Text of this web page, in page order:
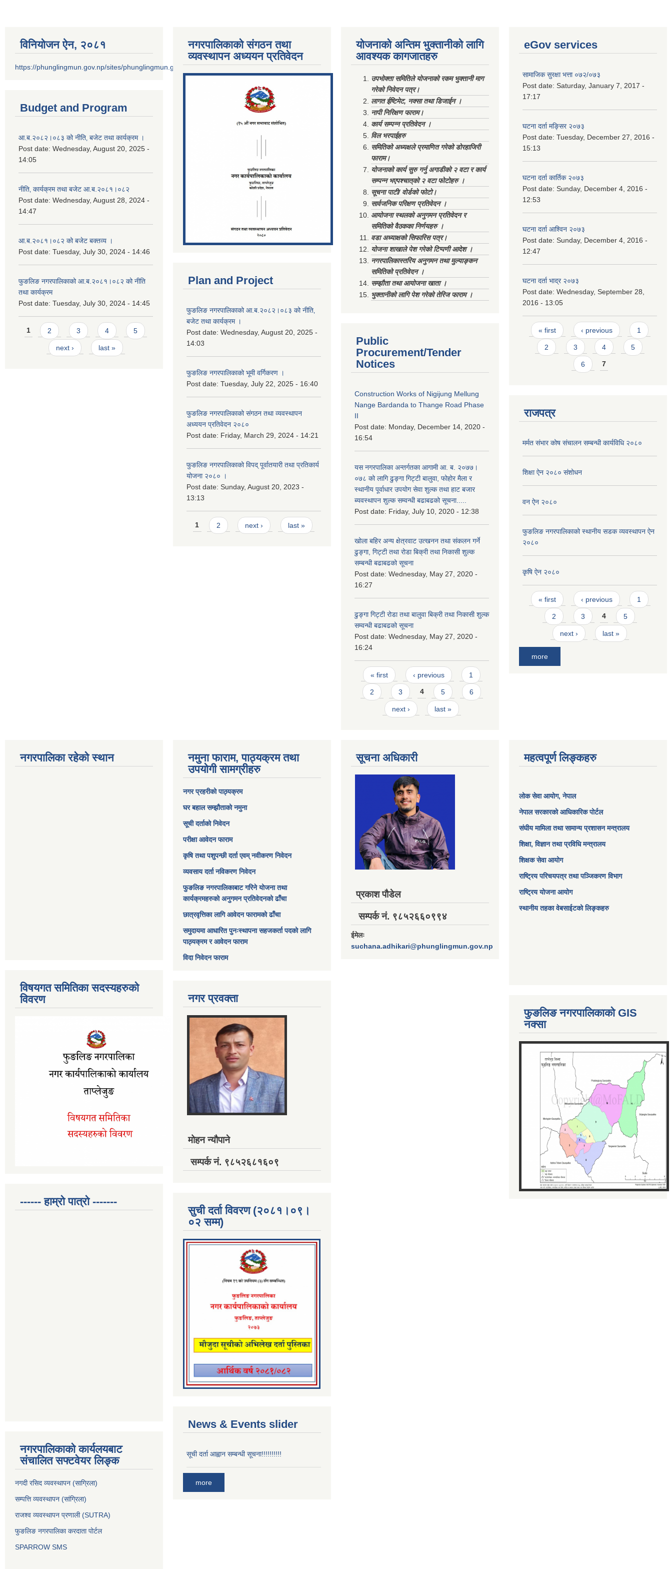
विनियोजन ऐन‚ २०८१
https://phunglingmun.gov.np/sites/phunglingmun.gov.np/files/documents/Al...
Budget and Program
आ.ब.२०८२।०८३ को नीति‚ बजेट तथा कार्यक्रम ।
Post date: Wednesday, August 20, 2025 -
14:05
नीति‚ कार्यक्रम तथा बजेट आ.ब.२०८१।०८२
Post date: Wednesday, August 28, 2024 -
14:47
आ.ब.२०८१।०८२ को बजेट बक्तव्य ।
Post date: Tuesday, July 30, 2024 - 14:46
फुङलिङ नगरपालिकाको आ.ब.२०८१।०८२ को नीति
तथा कार्यक्रम
Post date: Tuesday, July 30, 2024 - 14:45
Pages
1 2 3 4 5
next › last »
नगरपालिकाको संगठन तथा
व्यवस्थापन अध्ययन प्रतिवेदन
Plan and Project
फुङलिङ नगरपालिकाको आ.ब.२०८२।०८३ को नीति‚
बजेट तथा कार्यक्रम ।
Post date: Wednesday, August 20, 2025 -
14:03
फुङलिङ नगरपालिकाको भूमी वर्गिकरण ।
Post date: Tuesday, July 22, 2025 - 16:40
फुङलिङ नगरपालिकाको संगठन तथा व्यवस्थापन
अध्ययन प्रतिवेदन २०८०
Post date: Friday, March 29, 2024 - 14:21
फुङलिङ नगरपालिकाको विपद् पूर्वातयारी तथा प्रतिकार्य
योजना २०८० ।
Post date: Sunday, August 20, 2023 -
13:13
Pages
1 2 next › last »
योजनाको अन्तिम भुक्तानीको लागि
आवश्यक कागजातहरु
उपभोक्ता समितिले योजनाको रकम भुक्तानी माग
गरेको निवेदन पत्र।
लागत ईष्टिमेट, नक्सा तथा डिजाईन ।
नापी निरिक्षण फाराम।
कार्य सम्पन्न प्रतिवेदन ।
विल भरपाईहरु
समितिको अध्यक्षले प्रमाणित गरेको डोरहाजिरी
फाराम।
योजनाको कार्य सुरु गर्नु अगाडीको २ वटा र कार्य
सम्पन्न भएपश्चात्‌को २ वटा फोटोहरु ।
सूचना पाटी/ वोर्डको फोटो।
सार्वजनिक परिक्षण प्रतिवेदन ।
आयोजना स्थलको अनुगमन प्रतिवेदन र
समितिको वैठकका निर्णयहरु ।
वडा अध्याक्षको सिफारिस पत्र।
योजना शाखाले पेश गरेको टिप्पणी आदेश ।
नगरपालिकास्तरिय अनुगमन तथा मुल्याङ्कन
समितिको प्रतिवेदन ।
सम्झौता तथा आयोजना खाता ।
भुक्तानीको लागि पेश गरेको तेरिज फाराम ।
Public
Procurement/Tender
Notices
Construction Works of Nigijung Mellung
Nange Bardanda to Thange Road Phase
II
Post date: Monday, December 14, 2020 -
16:54
यस नगरपालिका अन्तर्गतका आगामी आ. ब. २०७७।
०७८ को लागि ढुङ्गा गिट्टी बालुवा, फोहोर मैला र
स्थानीय पूर्वाधार उपयोग सेवा शुल्क तथा हाट बजार
ब्यवस्थापन शुल्क सम्वन्धी बढाबढको सूचना.....
Post date: Friday, July 10, 2020 - 12:38
खोला बहिर अन्य क्षेत्रवाट उत्खनन तथा संकलन गर्ने
ढुङ्गा, गिट्टी तथा रोडा बिक्री तथा निकासी शुल्क
सम्बन्धी बढाबढको सूचना
Post date: Wednesday, May 27, 2020 -
16:27
ढुङ्गा गिट्टी रोडा तथा बालुवा बिक्री तथा निकासी शुल्क
सम्वन्धी बढाबढको सूचना
Post date: Wednesday, May 27, 2020 -
16:24
Pages
« first ‹ previous 1
2 3 4 5 6
next › last »
eGov services
सामाजिक सुरक्षा भत्ता ०७२/०७३
Post date: Saturday, January 7, 2017 -
17:17
घटना दर्ता मङ्सिर २०७३
Post date: Tuesday, December 27, 2016 -
15:13
घटना दर्ता कार्तिक २०७३
Post date: Sunday, December 4, 2016 -
12:53
घटना दर्ता आश्विन २०७३
Post date: Sunday, December 4, 2016 -
12:47
घटना दर्ता भाद्र २०७३
Post date: Wednesday, September 28,
2016 - 13:05
Pages
« first ‹ previous 1
2 3 4 5
6 7
राजपत्र
मर्मत संभार कोष संचालन सम्बन्धी कार्यविधि २०८०
शिक्षा ऐन २०८० संशोधन
वन ऐन २०८०
फुङलिङ नगरपालिकाको स्थानीय सडक व्यवस्थापन ऐन
२०८०
कृषि ऐन २०८०
Pages
« first ‹ previous 1
2 3 4 5
next › last »
more
नगरपालिका रहेको स्थान
विषयगत समितिका सदस्यहरुको
विवरण
------ हाम्रो पात्रो -------
नगरपालिकाको कार्यलयबाट
संचालित सफ्टवेयर लिङ्क
नगदी रसिद व्यवस्थापन (साग्रिला)
सम्पत्ति व्यवस्थापन (सांग्रिला)
राजश्व व्यवस्थापन प्रणाली (SUTRA)
फुङलिङ नगरपालिका करदाता पोर्टल
SPARROW SMS
नमुना फाराम, पाठ्यक्रम तथा
उपयोगी सामग्रीहरु
नगर प्रहरीको पाठ्यक्रम
घर बहाल सम्झौताको नमुना
सूची दर्ताको निवेदन
परीक्षा आवेदन फाराम
कृषि तथा पशुपन्छी दर्ता एवम् नवीकरण निवेदन
व्यवसाय दर्ता नविकरण निवेदन
फुङलिङ नगरपालिकाबाट गरिने योजना तथा
कार्यक्रमहरुको अनुगमन प्रतिवेदनको ढाँचा
छात्रवृत्तिका लागि आवेदन फारामको ढाँचा
समुदायमा आधारित पुनःस्थापना सहजकर्ता पदको लागि
पाठ्यक्रम र आवेदन फाराम
विदा निवेदन फाराम
नगर प्रवक्ता
मोहन न्यौपाने
सम्पर्क नं. ९८५२६८१६०९
सुची दर्ता विवरण (२०८१।०९।
०२ सम्म)
News & Events slider
सूची दर्ता आह्वान सम्बन्धी सूचना!!!!!!!!!!
more
सूचना अधिकारी
प्रकाश पौडेल
सम्पर्क नं. ९८५२६६०९९४
ईमेलः
suchana.adhikari@phunglingmun.gov.np
महत्वपूर्ण लिङ्कहरु
लोक सेवा आयोग, नेपाल
नेपाल सरकारको आधिकारिक पोर्टल
संघीय मामिला तथा सामान्य प्रशासन मन्त्रालय
शिक्षा, विज्ञान तथा प्रविधि मन्त्रालय
शिक्षक सेवा आयोग
राष्ट्रिय परिचयपत्र तथा पञ्जिकरण विभाग
राष्ट्रिय योजना आयोग
स्थानीय तहका वेबसाईटको लिङ्कहरु
फुङलिङ नगरपालिकाको GIS
नक्सा